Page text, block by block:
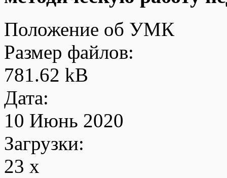
Положение об УМК
Размер файлов:
781.62 kB
Дата:
10 Июнь 2020
Загрузки:
23 x